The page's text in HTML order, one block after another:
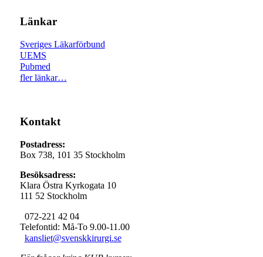
Länkar
Sveriges Läkarförbund
UEMS
Pubmed
fler länkar…
Kontakt
Postadress:
Box 738, 101 35 Stockholm
Besöksadress:
Klara Östra Kyrkogata 10
111 52 Stockholm
072-221 42 04
Telefontid: Må-To 9.00-11.00
kansliet@svenskkirurgi.se